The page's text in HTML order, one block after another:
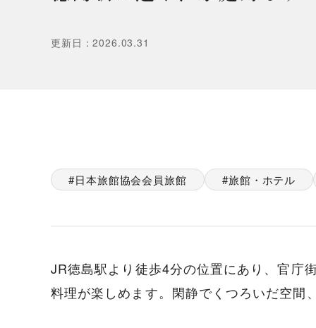
更新日 ：2026.03.31
日本旅館協会会員旅館 旅館・ホテル
JR徳島駅より徒歩4分の位置にあり、官庁
料理が楽しめます。閑静でくつろいだ空間